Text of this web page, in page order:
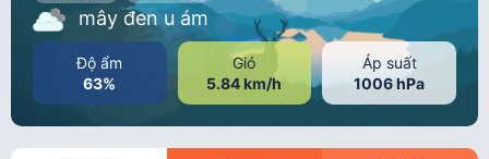
mây đen u ám
Độ ẩm
63%
Gió
5.84 km/h
Áp suất
1006 hPa